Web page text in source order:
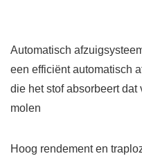
Automatisch
een efficiënt automatisch
die het stof absorbeert
molen
Hoog rendement en